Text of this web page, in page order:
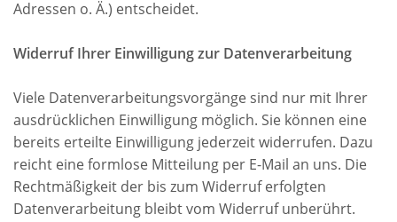
Adressen o. Ä.) entscheidet.
Widerruf Ihrer Einwilligung zur Datenverarbeitung
Viele Datenverarbeitungsvorgänge sind nur mit Ihrer
ausdrücklichen Einwilligung möglich. Sie können eine
bereits erteilte Einwilligung jederzeit widerrufen. Dazu
reicht eine formlose Mitteilung per E-Mail an uns. Die
Rechtmäßigkeit der bis zum Widerruf erfolgten
Datenverarbeitung bleibt vom Widerruf unberührt.